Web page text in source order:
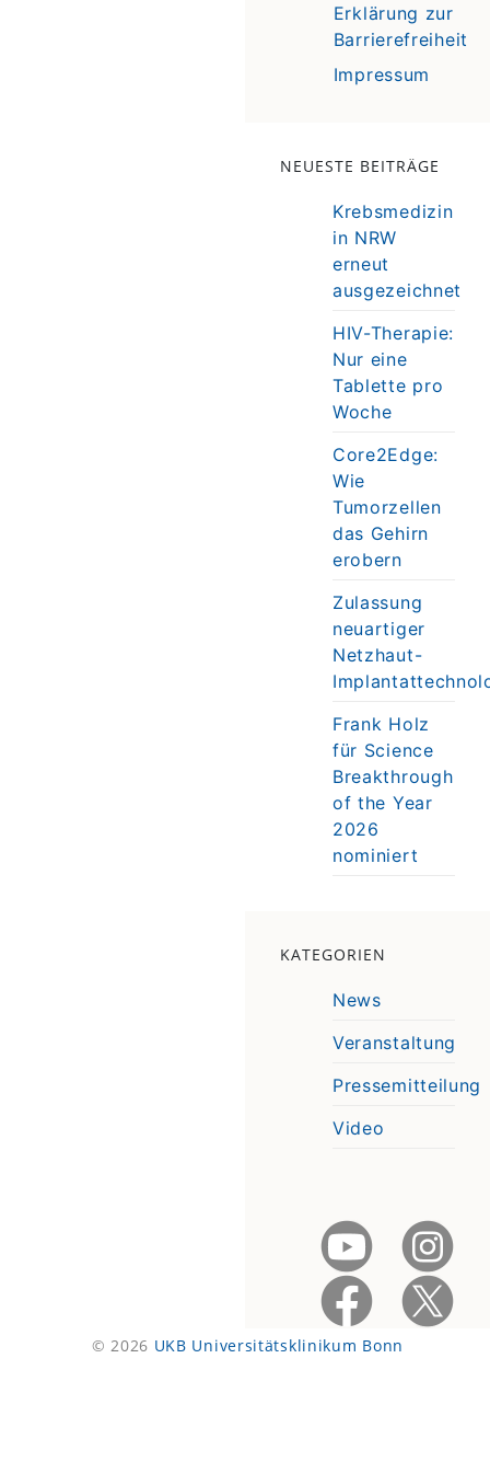
Erklärung zur
Barrierefreiheit
Impressum
NEUESTE BEITRÄGE
Krebsmedizin
in NRW
erneut
ausgezeichnet
HIV-Therapie:
Nur eine
Tablette pro
Woche
Core2Edge:
Wie
Tumorzellen
das Gehirn
erobern
Zulassung
neuartiger
Netzhaut-
Frank Holz
für Science
Breakthrough
of the Year
2026
nominiert
KATEGORIEN
News
Veranstaltung
Pressemitteilung
Video
© 2026 UKB Universitätsklinikum Bonn